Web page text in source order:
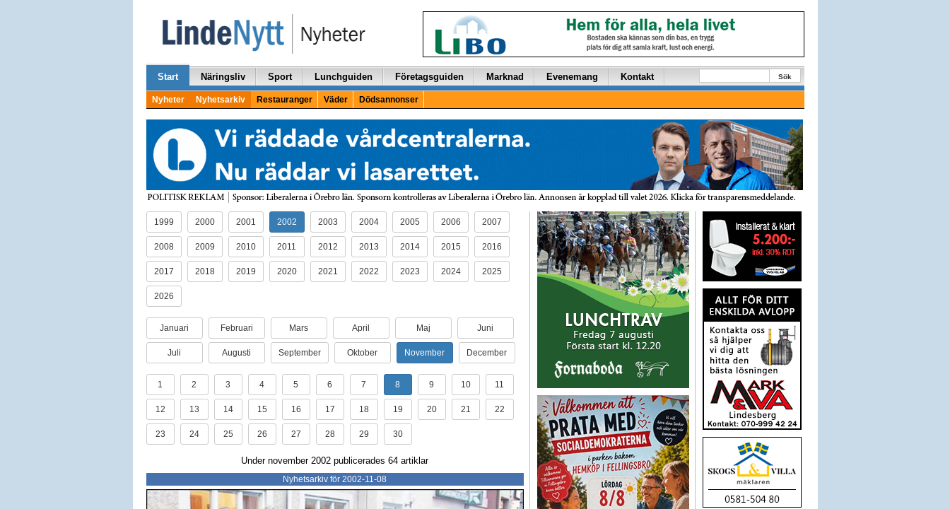
Start Näringsliv Sport Lunchguiden Företagsguiden Marknad Evenemang Kontakt Sök
Nyheter Nyhetsarkiv Restauranger Väder Dödsannonser
1999 2000 2001 2002 2003 2004 2005 2006 2007
2008 2009 2010 2011 2012 2013 2014 2015 2016
2017 2018 2019 2020 2021 2022 2023 2024 2025
2026
Januari Februari Mars April Maj Juni
Juli Augusti September Oktober November December
1 2 3 4 5 6 7 8 9 10 11
12 13 14 15 16 17 18 19 20 21 22
23 24 25 26 27 28 29 30
Under november 2002 publicerades 64 artiklar
Nyhetsarkiv för 2002-11-08